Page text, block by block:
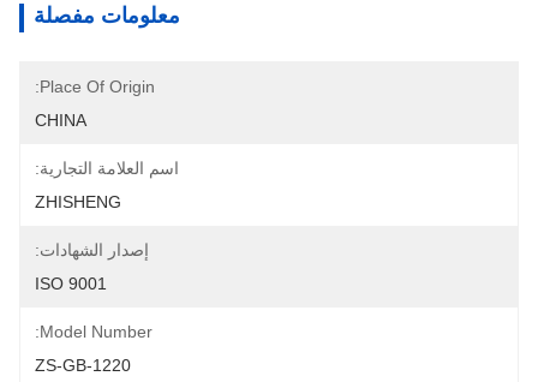
معلومات مفصلة
Place Of Origin:
CHINA
اسم العلامة التجارية:
ZHISHENG
إصدار الشهادات:
ISO 9001
Model Number:
ZS-GB-1220